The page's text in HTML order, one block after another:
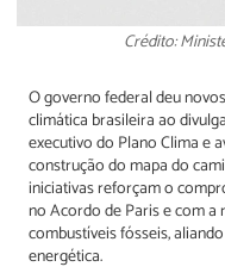
Crédito:
O governo federal deu
climática brasileira ao
executivo do Plano Clima e
construção do mapa do
iniciativas reforçam o
no Acordo de Paris e com a
combustíveis fósseis,
energética.